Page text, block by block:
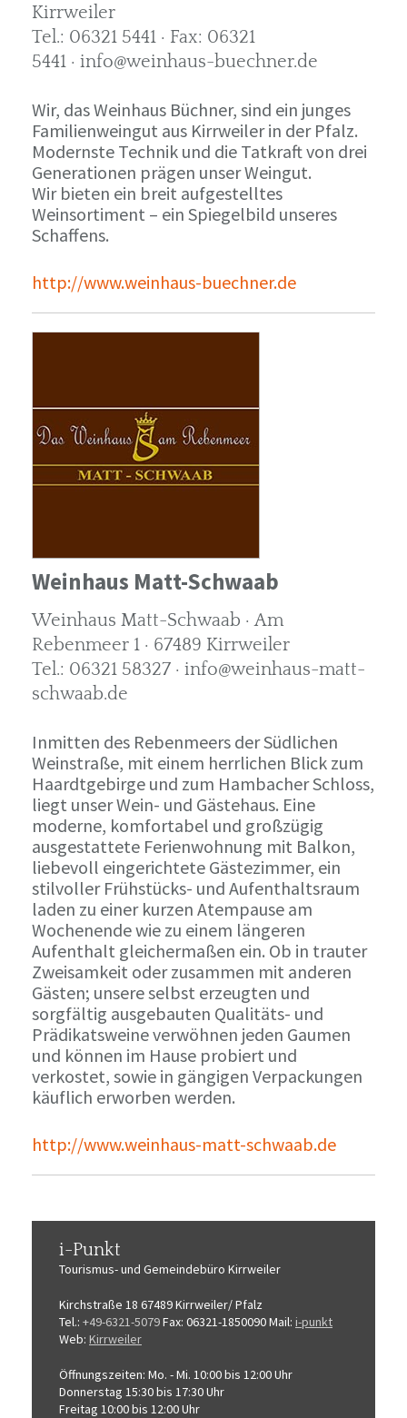
Kirrweiler
Tel.: 06321 5441 · Fax: 06321
5441 · info@weinhaus-buechner.de
Wir, das Weinhaus Büchner, sind ein junges
Familienweingut aus Kirrweiler in der Pfalz.
Modernste Technik und die Tatkraft von drei
Generationen prägen unser Weingut.
Wir bieten ein breit aufgestelltes
Weinsortiment – ein Spiegelbild unseres
Schaffens.
http://www.weinhaus-buechner.de
Weinhaus Matt-Schwaab
Weinhaus Matt-Schwaab · Am
Rebenmeer 1 · 67489 Kirrweiler
Tel.: 06321 58327 · info@weinhaus-matt-
schwaab.de
Inmitten des Rebenmeers der Südlichen
Weinstraße, mit einem herrlichen Blick zum
Haardtgebirge und zum Hambacher Schloss,
liegt unser Wein- und Gästehaus. Eine
moderne, komfortabel und großzügig
ausgestattete Ferienwohnung mit Balkon,
liebevoll eingerichtete Gästezimmer, ein
stilvoller Frühstücks- und Aufenthaltsraum
laden zu einer kurzen Atempause am
Wochenende wie zu einem längeren
Aufenthalt gleichermaßen ein. Ob in trauter
Zweisamkeit oder zusammen mit anderen
Gästen; unsere selbst erzeugten und
sorgfältig ausgebauten Qualitäts- und
Prädikatsweine verwöhnen jeden Gaumen
und können im Hause probiert und
verkostet, sowie in gängigen Verpackungen
käuflich erworben werden.
http://www.weinhaus-matt-schwaab.de
i-Punkt
Tourismus-und Gemeindebüro Kirrweiler
Kirchstraße 18 67489 Kirrweiler/ Pfalz
Tel.: +49-6321-5079Fax: 06321-1850090Mail: i-punkt
Web: Kirrweiler
Öffnungszeiten: Mo. - Mi. 10:00 bis 12:00 Uhr
Donnerstag 15:30 bis 17:30 Uhr
Freitag 10:00 bis 12:00 Uhr